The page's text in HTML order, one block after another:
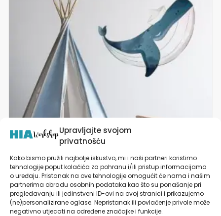
Upravljajte svojom
privatnošću
Kako bismo pružili najbolje iskustvo, mi i naši partneri koristimo
tehnologije poput kolačića za pohranu i/ili pristup informacijama
o uređaju. Pristanak na ove tehnologije omogućit će nama i našim
partnerima obradu osobnih podataka kao što su ponašanje pri
pregledavanju ili jedinstveni ID-ovi na ovoj stranici i prikazujemo
(ne)personalizirane oglase. Nepristanak ili povlačenje privole može
negativno utjecati na određene značajke i funkcije.
Naljepnice za zid dječje sobe | Whale Sailor
od19,90€
proizvoda